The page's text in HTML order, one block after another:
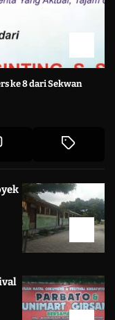
ke 8 dari Sekwan